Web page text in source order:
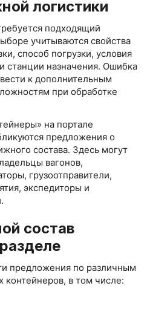
логистики
подходящий
учитываются свойства
способ погрузки, условия
станции назначения. Ошибка
к дополнительным
при обработке
на портале
предложения о
состава. Здесь могут
вагонов,
грузоотправители,
экспедиторы и
состав
предложения по различным
контейнеров, в том числе: